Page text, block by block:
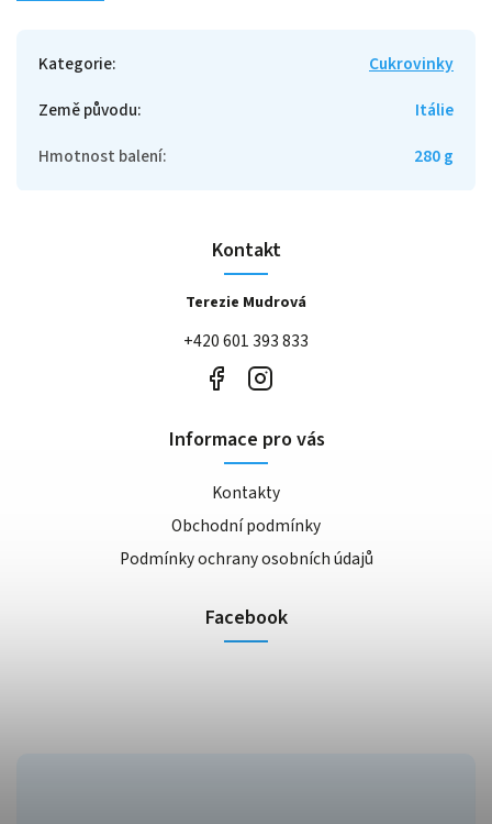
Kategorie:
Cukrovinky
Země původu:
Itálie
Hmotnost balení: 280 g
Kontakt
Terezie Mudrová
+420 601 393 833
Informace pro vás
Kontakty
Obchodní podmínky
Podmínky ochrany osobních údajů
Facebook